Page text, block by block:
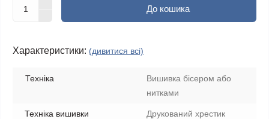
До кошика
Характеристики: (дивитися всі)
Техніка
Вишивка бісером або
нитками
Техніка вишивки
Друкований хрестик